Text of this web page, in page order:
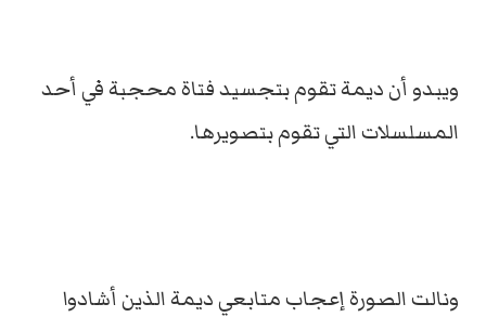
ويبدو أن ديمة تقوم بتجسيد فتاة محجبة في أحد
المسلسلات التي تقوم بتصويرها.
ونالت الصورة إعجاب متابعي ديمة الذين أشادوا